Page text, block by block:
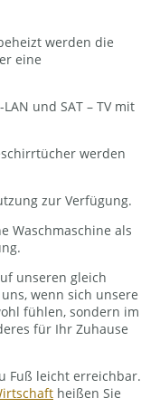
werden die
eine
und SAT – TV mit
werden
zur Verfügung.
Waschmaschine als
unseren gleich
wenn sich unsere
fühlen, sondern im
für Ihr Zuhause
Fuß leicht erreichbar.
heißen Sie